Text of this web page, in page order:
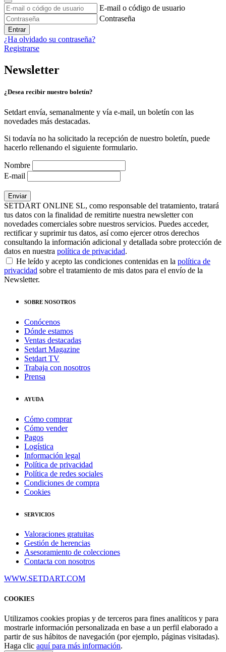
E-mail o código de usuario
Contraseña
Entrar
¿Ha olvidado su contraseña?
Registrarse
Newsletter
¿Desea recibir nuestro boletín?
Setdart envía, semanalmente y vía e-mail, un boletín con las
novedades más destacadas.
Si todavía no ha solicitado la recepción de nuestro boletín, puede
hacerlo rellenando el siguiente formulario.
Nombre
E-mail
SETDART ONLINE SL, como responsable del tratamiento, tratará
tus datos con la finalidad de remitirte nuestra newsletter con
novedades comerciales sobre nuestros servicios. Puedes acceder,
rectificar y suprimir tus datos, así como ejercer otros derechos
consultando la información adicional y detallada sobre protección de
datos en nuestra política de privacidad.
He leído y acepto las condiciones contenidas en la política de
privacidad sobre el tratamiento de mis datos para el envío de la
Newsletter.
SOBRE NOSOTROS
Conócenos
Dónde estamos
Ventas destacadas
Setdart Magazine
Setdart TV
Trabaja con nosotros
Prensa
AYUDA
Cómo comprar
Cómo vender
Pagos
Logística
Información legal
Política de privacidad
Política de redes sociales
Condiciones de compra
Cookies
SERVICIOS
Valoraciones gratuitas
Gestión de herencias
Asesoramiento de colecciones
Contacta con nosotros
WWW.SETDART.COM
COOKIES
Utilizamos cookies propias y de terceros para fines analíticos y para
mostrarle información personalizada en base a un perfil elaborado a
partir de sus hábitos de navegación (por ejemplo, páginas visitadas).
Haga clic aquí para más información.